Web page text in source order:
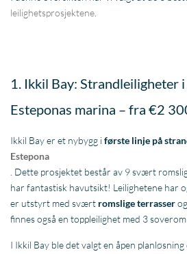
leilighetsprosjektene
1. Ikkil Bay:
Esteponas marina – fra €2
Ikkil Bay er et nybygg iførste linje på
Estepona
. Dette prosjektet består av 9 svært
har fantastisk havutsikt! Leilighetene har
er utstyrt med svært romslige terrasserog
finnes også en toppleilighet med 3
I Ikkil Bay ble det valgt en åpen